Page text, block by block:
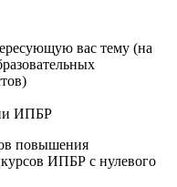
вас тему (на
ИПБР
повышения
ИПБР с нулевого